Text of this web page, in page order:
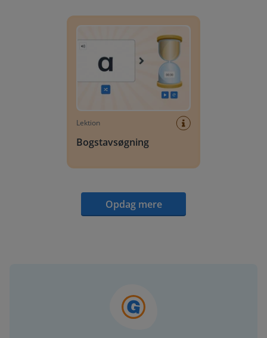
Lektion
Bogstavsøgning
Opdag mere